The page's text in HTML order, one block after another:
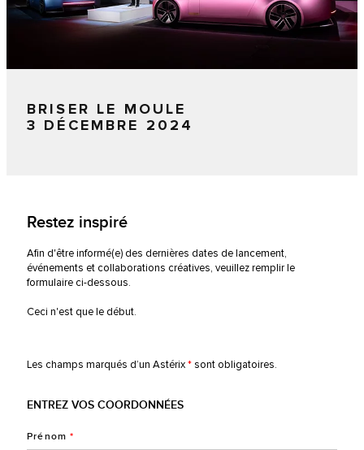
BRISER LE MOULE
3 DÉCEMBRE 2024
Restez inspiré
Afin d'être informé(e) des dernières dates de lancement,
événements et collaborations créatives, veuillez remplir le
formulaire ci-dessous.
Ceci n'est que le début.
Les champs marqués d’un Astérix* sont obligatoires.
ENTREZ VOS COORDONNÉES
Prénom *